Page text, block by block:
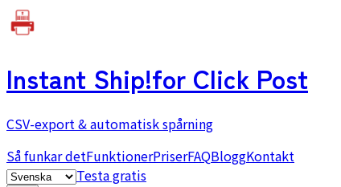
Instant Ship!for Click Post
CSV-export & automatisk spårning
Så funkar detFunktionerPriserFAQBloggKontakt
Testa gratis